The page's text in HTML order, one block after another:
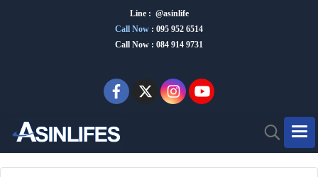
Line : @asinlife
Call Now : 095 952 6514
Call Now : 084 914 9731